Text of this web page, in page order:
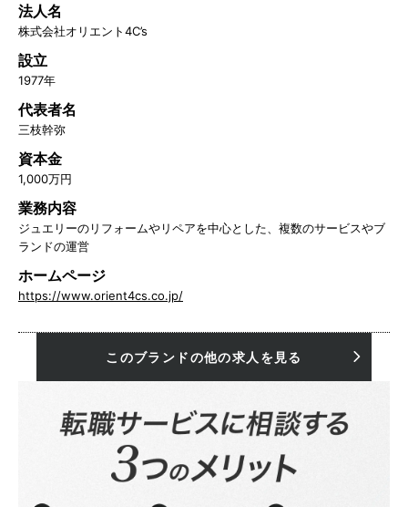
法人名
株式会社オリエント4C’s
設立
1977年
代表者名
三枝幹弥
資本金
1,000万円
業務内容
ジュエリーのリフォームやリペアを中心とした、複数のサービスやブ
ランドの運営
ホームページ
https://www.orient4cs.co.jp/
このブランドの他の求人を見る